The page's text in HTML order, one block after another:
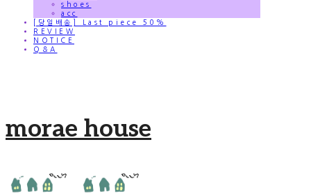
shoes
acc
[당일배송] Last piece 50%
REVIEW
NOTICE
Q&A
morae house